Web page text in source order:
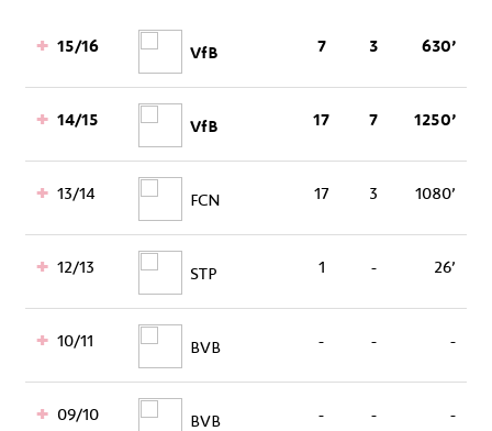
15/16 VfB 7 3 630’
14/15 VfB 17 7 1250’
13/14 FCN 17 3 1080’
12/13 STP 1 - 26’
10/11 BVB - - -
09/10 BVB - - -